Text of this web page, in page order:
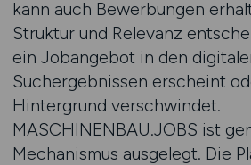
kann auch Bewerbungen
Struktur und Relevanz
ein Jobangebot in den
Suchergebnissen erscheint
Hintergrund verschwindet.
MASCHINENBAU.JOBS ist
Mechanismus ausgelegt. Die